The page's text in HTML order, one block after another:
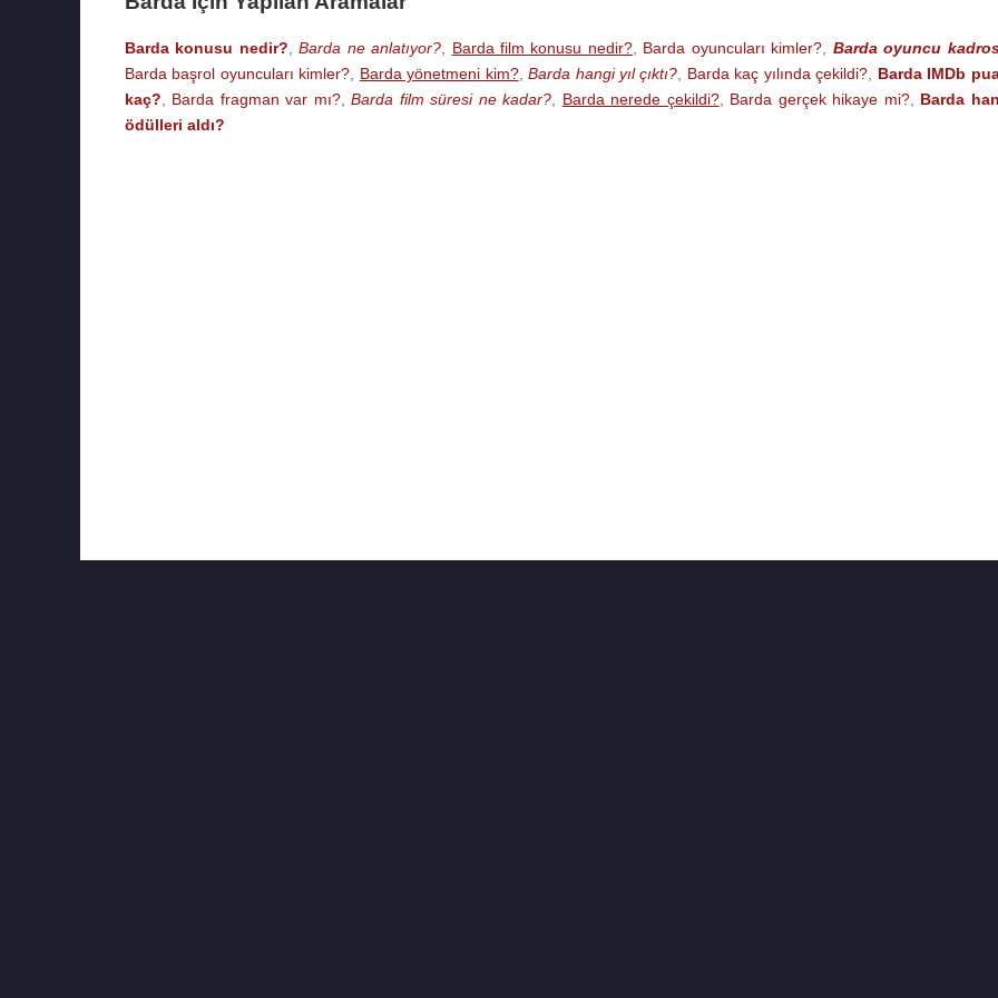
Barda konusu nedir? ,Barda ne anlatıyor? Barda film konusu nedir?, Barda oyuncuları kimler? Barda oyuncu
Barda başrol oyuncuları kimler?
Barda yönetmeni kim?,Barda hangi yıl çıktı? Barda kaç yılında çekildi?
Barda IMDb
kaç?
Barda fragman var mı?,Barda film süresi ne kadar? Barda nerede çekildi?, Barda gerçek hikaye mi?, Barda
ödülleri aldı?